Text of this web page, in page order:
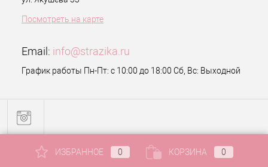
Посмотреть на карте
Email: info@strazika.ru
График работы Пн-Пт: с 10:00 до 18:00 Сб, Вс: Выходной
ИЗБРАННОЕ 0 КОРЗИНА 0